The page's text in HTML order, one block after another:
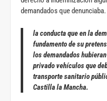
demandados que denunciaba.
la conducta que en la
fundamento de su
los demandados
privado vehículos que
transporte sanitario
Castilla la Mancha.